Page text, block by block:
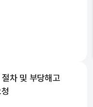
차 및 부당해고